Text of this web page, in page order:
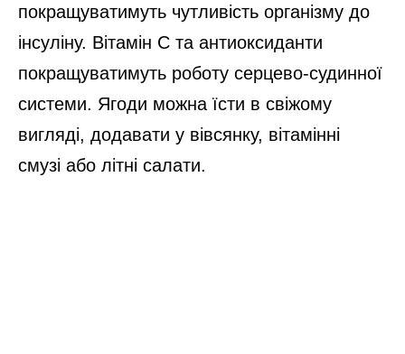
покращуватимуть чутливість організму до
інсуліну. Вітамін С та антиоксиданти
покращуватимуть роботу серцево-судинної
системи. Ягоди можна їсти в свіжому
вигляді, додавати у вівсянку, вітамінні
смузі або літні салати.